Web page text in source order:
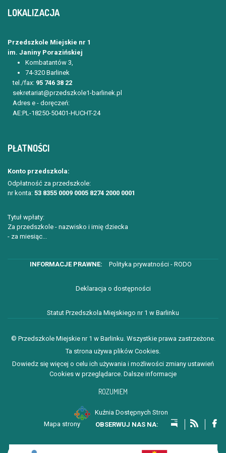
LOKALIZACJA
Przedszkole Miejskie nr 1
im. Janiny Porazińskiej
Kombatantów 3,
74-320 Barlinek
tel./fax: 95 746 38 22
sekretariat@przedszkole1-barlinek.pl
Adres e - doręczeń:
AE:PL-18250-50401-HUCHT-24
PŁATNOŚCI
Konto przedszkola:
Odpłatność za przedszkole:
nr konta: 53 8355 0009 0005 8274 2000 0001
Tytuł wpłaty:
Za przedszkole - nazwisko i imię dziecka
- za miesiąc...
Polityka prywatności - RODO
Deklaracja o dostępności
Statut Przedszkola Miejskiego nr 1 w Barlinku
© Przedszkole Miejskie nr 1 w Barlinku. Wszystkie prawa zastrzeżone.
Ta strona używa plików Cookies.
Dowiedz się więcej o celu ich używania i możliwości zmiany ustawień
Cookies w przeglądarce. Dalsze informacje
ROZUMIEM
Kuźnia Dostępnych Stron
Mapa strony